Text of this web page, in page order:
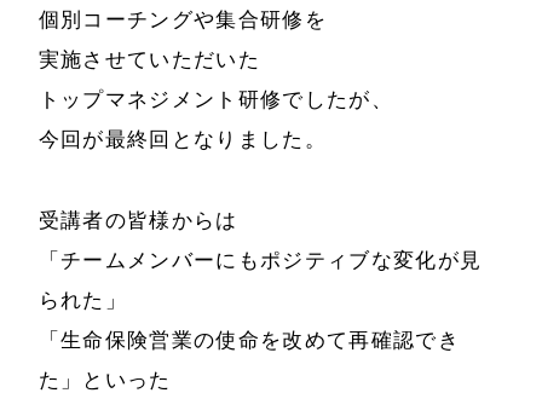
事例と実績
導入企業一覧
書籍・DVD
づく表示
お問い合わせ
個別コーチングや集合研修を
実施させていただいた
トップマネジメント研修でしたが、
今回が最終回となりました。
受講者の皆様からは
「チームメンバーにもポジティブな変化が見
られた」
「生命保険営業の使命を改めて再確認でき
た」といった